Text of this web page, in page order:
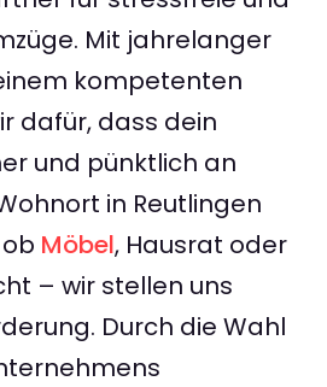
Mit jahrelanger
kompetenten
dafür, dass dein
und pünktlich an
in Reutlingen
Möbel, Hausrat oder
– wir stellen uns
Durch die Wahl